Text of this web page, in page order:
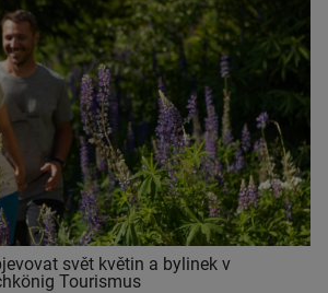
svět květin a bylinek v
Tourismus